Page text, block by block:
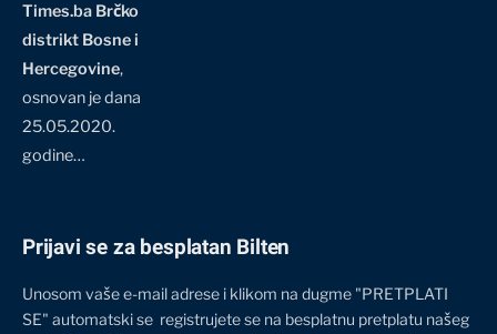
Times.ba Brčko
distrikt Bosne i
Hercegovine,
osnovan je dana
25.05.2020.
godine…
Prijavi se za besplatan Bilten
Unosom vaše e-mail adrese i klikom na dugme "PRETPLATI
SE" automatski se registrujete se na besplatnu pretplatu našeg